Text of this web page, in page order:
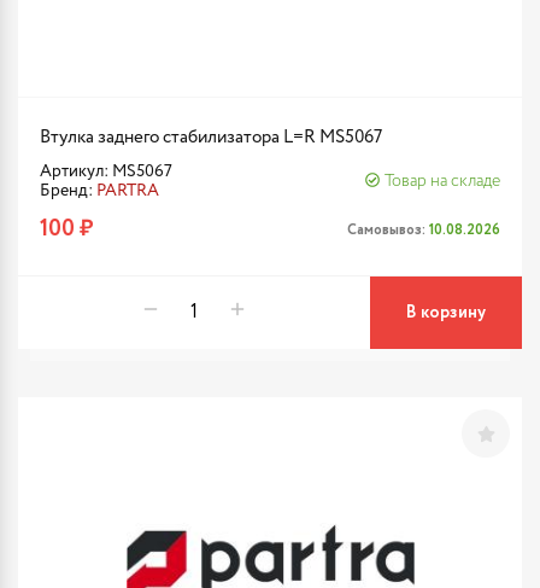
Втулка заднего стабилизатора L=R MS5067
Артикул: MS5067
Бренд: PARTRA
Товар на складе
100 ₽ Самовывоз: 10.08.2026
В корзину